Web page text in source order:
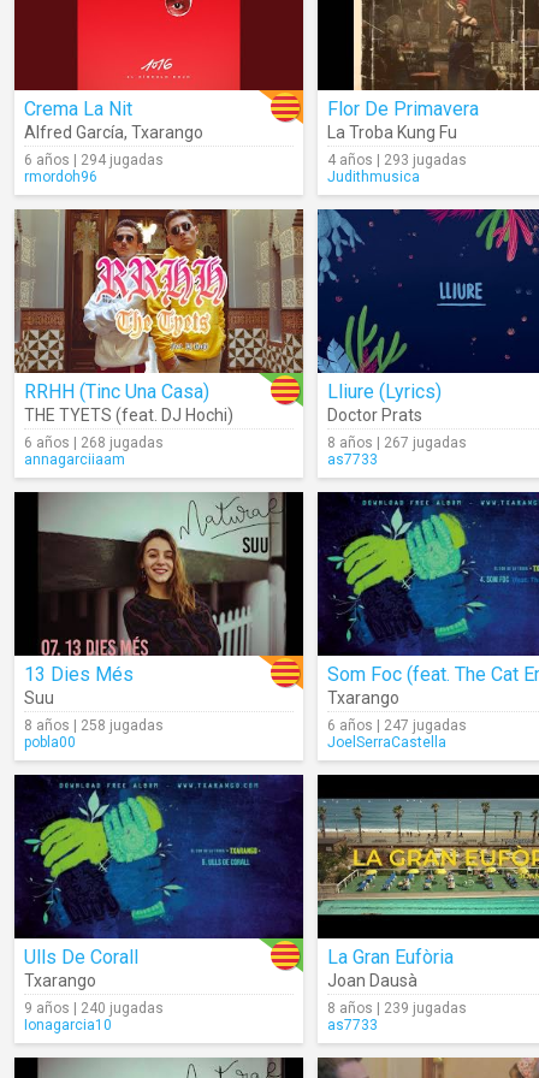
Crema La Nit
Alfred García, Txarango
6 años | 294 jugadas
rmordoh96
Flor De Primavera
La Troba Kung Fu
4 años | 293 jugadas
Judithmusica
RRHH (Tinc Una Casa)
THE TYETS (feat. DJ Hochi)
6 años | 268 jugadas
annagarciiaam
Lliure (Lyrics)
Doctor Prats
8 años | 267 jugadas
as7733
13 Dies Més
Suu
8 años | 258 jugadas
pobla00
Txarango
6 años | 247 jugadas
JoelSerraCastella
Ulls De Corall
Txarango
9 años | 240 jugadas
Ionagarcia10
La Gran Eufòria
Joan Dausà
8 años | 239 jugadas
as7733